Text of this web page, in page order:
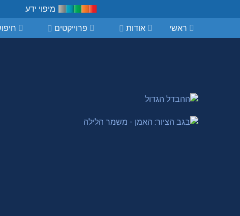
מיפוי ידע
ראשי אודות פרוייקטים